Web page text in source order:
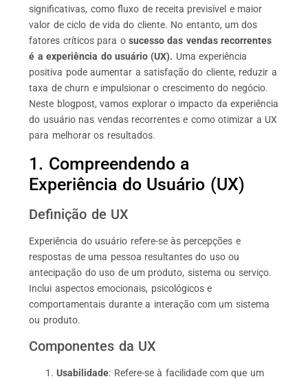
significativas, como fluxo de receita previsível e maior
valor de ciclo de vida do cliente. No entanto, um dos
fatores críticos para o sucesso das vendas recorrentes
é a experiência do usuário (UX). Uma experiência
positiva pode aumentar a satisfação do cliente, reduzir a
taxa de churn e impulsionar o crescimento do negócio.
Neste blogpost, vamos explorar o impacto da experiência
do usuário nas vendas recorrentes e como otimizar a UX
para melhorar os resultados.
1. Compreendendo a
Experiência do Usuário (UX)
Definição de UX
Experiência do usuário refere-se às percepções e
respostas de uma pessoa resultantes do uso ou
antecipação do uso de um produto, sistema ou serviço.
Inclui aspectos emocionais, psicológicos e
comportamentais durante a interação com um sistema
ou produto.
Componentes da UX
Usabilidade: Refere-se à facilidade com que um